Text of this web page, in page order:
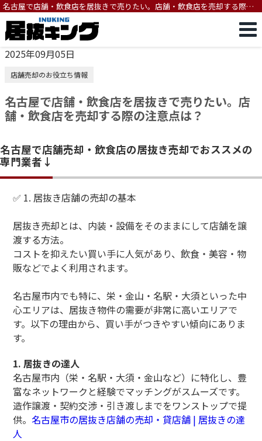
名古屋で店舗・飲食店を居抜きで売りたい。店舗・飲食店を売却する際の
注意点は？
2025年09月05日
店舗売却のお役立ち情報
名古屋で店舗・飲食店を居抜きで売りたい。店
舗・飲食店を売却する際の注意点は？
名古屋で店舗売却・飲食店の居抜き売却でおススメの
専門業者↓
✅ 1. 居抜き店舗の売却の基本
居抜き売却とは、内装・設備をそのままにして店舗を譲
渡する方法。
コストを抑えたい買い手に人気があり、飲食・美容・物
販などでよく利用されます。
名古屋市内でも特に、栄・金山・名駅・大須といった中
心エリアは、居抜き物件の需要が非常に高いエリアで
す。以下の理由から、買い手がつきやすい傾向にありま
す。
1. 居抜きの達人
名古屋市内（栄・名駅・大須・金山など）に特化し、豊
富なネットワークと経験でマッチングがスムーズです。
造作譲渡・契約交渉・引き渡しまでをワンストップで提
供。 名古屋市の居抜き店舗の売却・貸店舗 | 居抜きの達
人